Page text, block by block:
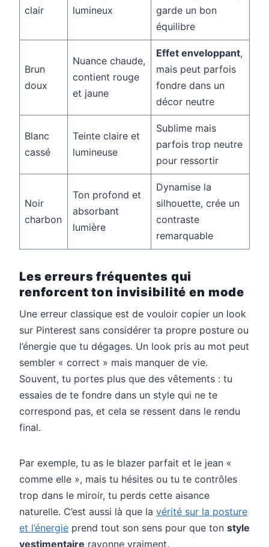
clair
lumineux
garde un bon
équilibre
Brun
doux
Nuance chaude,
contient rouge
et jaune
Effet enveloppant,
mais peut parfois
fondre dans un
décor neutre
Blanc
cassé
Teinte claire et
lumineuse
Sublime mais
parfois trop neutre
pour ressortir
Noir
charbon
Ton profond et
absorbant
lumière
Dynamise la
silhouette, crée un
contraste
remarquable
Les erreurs fréquentes qui
renforcent ton invisibilité en mode
Une erreur classique est de vouloir copier un look
sur Pinterest sans considérer ta propre posture ou
l’énergie que tu dégages. Un look pris au mot peut
sembler « correct » mais manquer de vie.
Souvent, tu portes plus que des vêtements : tu
essaies de te fondre dans un style qui ne te
correspond pas, et cela se ressent dans le rendu
final.
Par exemple, tu as le blazer parfait et le jean «
comme elle », mais tu hésites ou tu te contrôles
trop dans le miroir, tu perds cette aisance
naturelle. C’est aussi là que la vérité sur la posture
et l’énergie prend tout son sens pour que ton style
vestimentaire rayonne vraiment.